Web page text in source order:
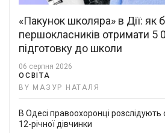
«Пакунок школяра» в Дії: як
першокласників отримати 5
підготовку до школи
06 серпня 2026
ОСВІТА
BY МАЗУР НАТАЛЯ
В Одесі правоохоронці розслідують
12-річної дівчинки